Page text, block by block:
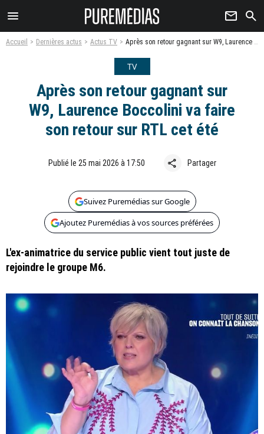
menu newsletter search
Accueil Dernières actus Actus TV Après son retour gagnant sur W9, Laurence Boccolini va faire son retour sur RTL cet été
TV
Après son retour gagnant sur
W9, Laurence Boccolini va faire
son retour sur RTL cet été
Publié le 25 mai 2026 à 17:50 share Partager
Suivez Puremédias sur Google
Ajoutez Puremédias à vos sources préférées
L'ex-animatrice du service public vient tout juste de
rejoindre le groupe M6.